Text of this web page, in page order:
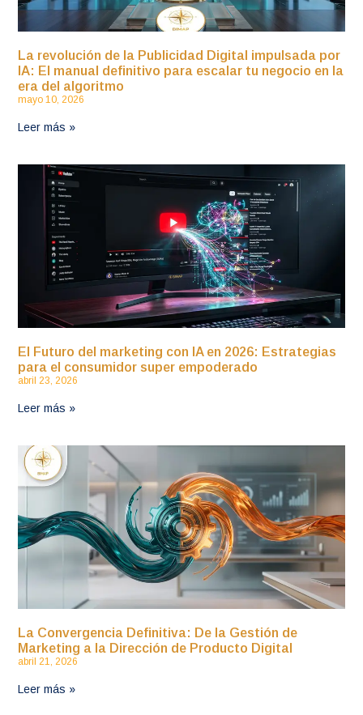
La revolución de la Publicidad Digital impulsada por
IA: El manual definitivo para escalar tu negocio en la
era del algoritmo
mayo 10, 2026
Leer más »
El Futuro del marketing con IA en 2026: Estrategias
para el consumidor super empoderado
abril 23, 2026
Leer más »
La Convergencia Definitiva: De la Gestión de
Marketing a la Dirección de Producto Digital
abril 21, 2026
Leer más »